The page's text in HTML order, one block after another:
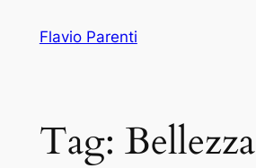
Flavio Parenti
Tag: Bellezza